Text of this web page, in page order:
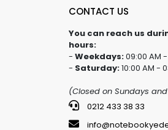
CONTACT US
You can reach us
hours:
- Weekdays:09:00 AM -
- Saturday:10:00 AM -
(Closed on Sundays
0212 433 38 33